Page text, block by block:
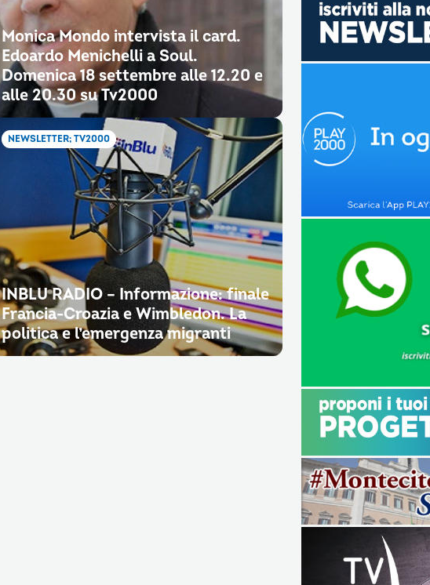
Monica Mondo intervista il card.
Edoardo Menichelli a Soul.
Domenica 18 settembre alle 12.20 e
alle 20.30 su Tv2000
NEWSLETTER; TV2000
INBLU RADIO – Informazione: finale
Francia-Croazia e Wimbledon. La
politica e l’emergenza migranti